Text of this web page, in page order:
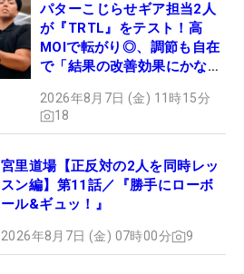
パターこじらせギア担当2人
が『TRTL』をテスト！高
MOIで転がり◎、調節も自在
で「結果の改善効果にかなり
2026年8月7日 (金) 11時15分
18
宮里道場【正反対の2人を同時レッ
スン編】第11話／『勝手にローボ
ール&ギュッ！』
2026年8月7日 (金) 07時00分 9